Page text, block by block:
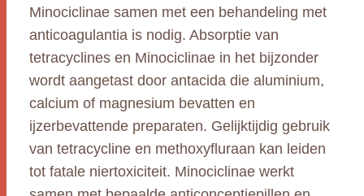
Minociclinae samen met een behandeling met
anticoagulantia is nodig. Absorptie van
tetracyclines en Minociclinae in het bijzonder
wordt aangetast door antacida die aluminium,
calcium of magnesium bevatten en
ijzerbevattende preparaten. Gelijktijdig gebruik
van tetracycline en methoxyfluraan kan leiden
tot fatale niertoxiciteit. Minociclinae werkt